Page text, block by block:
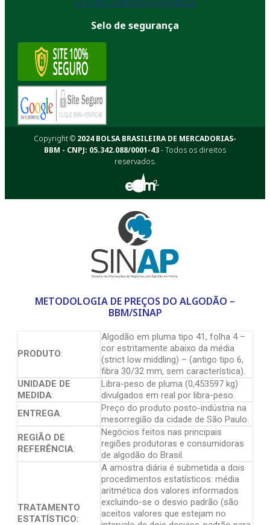
Selo de segurança
Copyright © 2024 BOLSA BRASILEIRA DE MERCADORIAS-
BBM - CNPJ: 05.342.088/0001-43- Todos os direitos
reservados.
METODOLOGIA DE PREÇOS DO ALGODÃO –
BBM/SINAP
PRODUTO:
Algodão em pluma tipo 41, folha 4 –
cor estritamente abaixo da média
(strict low middling) – (antigo tipo 6,
fibra 30/32 mm, sem característica).
UNIDADE DE
MEDIDA:
Libra-peso de pluma (0,453597 kg)
divulgados em real por libra-peso.
ENTREGA:
Preço do produto posto-indústria na
mesorregião da cidade de São Paulo.
REGIÃO DE
REFERÊNCIA:
Negócios feitos nas principais
regiões produtoras e consumidoras
de algodão do Brasil.
TRATAMENTO
ESTATÍSTICO:
A amostra diária é submetida a dois
procedimentos estatísticos: média
aritmética dos valores informados
excluindo-se o desvio padrão (são
aceitos valores que estejam no